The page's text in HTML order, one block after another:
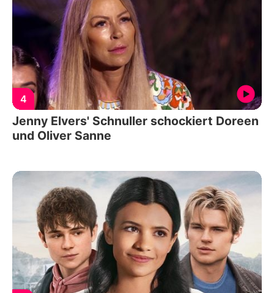
4
Jenny Elvers' Schnuller schockiert Doreen
und Oliver Sanne